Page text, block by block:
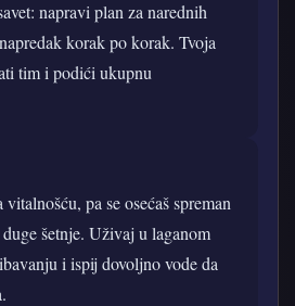
napravi plan za narednih
korak po korak. Tvoja
tim i podići ukupnu
pa se osećaš spreman
šetnje. Uživaj u laganom
i ispij dovoljno vode da